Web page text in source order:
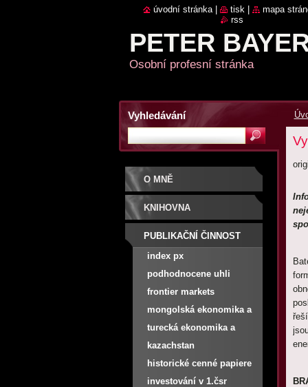
PETER
Osobní profesní stránka
O MNĚ
KNIHOVNA
PUBLIKAČNÍ ČINNOST
index px
podhodnocene uhli
frontier markets
mongolská ekonomika a
burza
turecká ekonomika a
burza
kazachstan
historické cenné papiere
investování v 1.čsr
Vyhledávání
úvodní stránka tisk mapa
rss